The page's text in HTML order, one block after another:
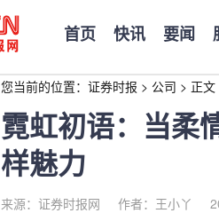
首页 快讯 要闻
您当前的位置： 证券时报 > 公司 > 正文
霓虹初语：当柔
样魅力
来源：证券时报网 作者：王小丫